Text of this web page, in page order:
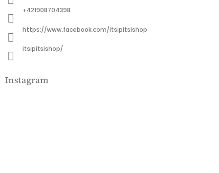
+421908704398
https://www.facebook.com/itsipitsishop
itsipitsishop/
Instagram